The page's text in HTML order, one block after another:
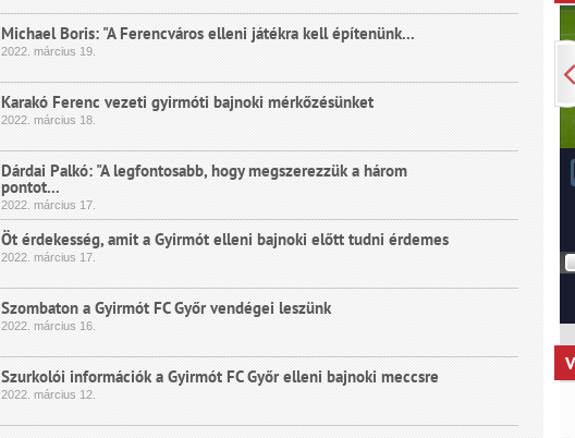
Michael Boris: "A Ferencváros elleni játékra kell építenünk...
2022. március 19.
Karakó Ferenc vezeti gyirmóti bajnoki mérkőzésünket
2022. március 18.
Dárdai Palkó: "A legfontosabb, hogy megszerezzük a három
pontot...
2022. március 17.
Öt érdekesség, amit a Gyirmót elleni bajnoki előtt tudni érdemes
2022. március 17.
Szombaton a Gyirmót FC Győr vendégei leszünk
2022. március 16.
Szurkolói információk a Gyirmót FC Győr elleni bajnoki meccsre
2022. március 12.